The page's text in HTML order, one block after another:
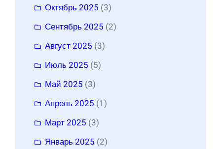
Октябрь 2025 (3)
Сентябрь 2025 (2)
Август 2025 (3)
Июль 2025 (5)
Май 2025 (3)
Апрель 2025 (1)
Март 2025 (3)
Январь 2025 (2)